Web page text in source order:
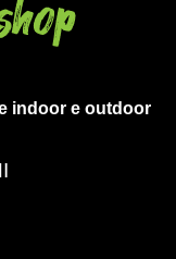
indoor e outdoor